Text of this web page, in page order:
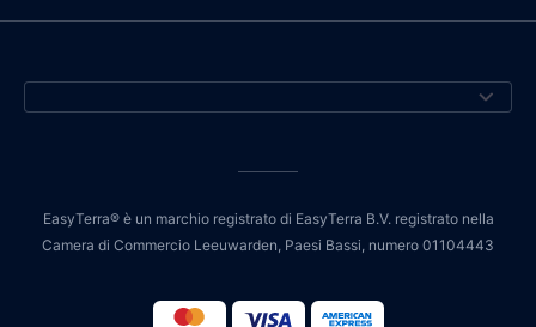
EasyTerra® è un marchio registrato di EasyTerra B.V. registrato nella
Camera di Commercio Leeuwarden, Paesi Bassi, numero 01104443